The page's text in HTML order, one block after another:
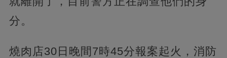
分。
燒肉店30日晚間7時45分報案起火，消防